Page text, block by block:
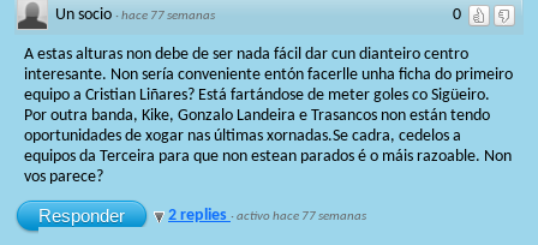
0
Un socio ·hace 77 semanas
A estas alturas non debe de ser nada fácil dar cun dianteiro centro
interesante. Non sería conveniente entón facerlle unha ficha do primeiro
equipo a Cristian Liñares? Está fartándose de meter goles co Sigüeiro.
Por outra banda, Kike, Gonzalo Landeira e Trasancos non están tendo
oportunidades de xogar nas últimas xornadas.Se cadra, cedelos a
equipos da Terceira para que non estean parados é o máis razoable. Non
vos parece?
Responder 2 replies ·activo hace 77 semanas